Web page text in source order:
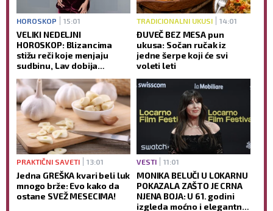
HOROSKOP 15:01
VELIKI NEDELJNI
HOROSKOP: Blizancima
stižu reči koje menjaju
sudbinu, Lav dobija
sreća je na strani samo
jednog znaka
TRADICIONALNI UKUSI 14:01
ĐUVEČ BEZ MESA pun
ukusa: Sočan ručak iz
jedne šerpe koji će svi
voleti leti
PRAKTIČNI SAVETI 13:01
Jedna GREŠKA kvari beli luk
mnogo brže: Evo kako da
ostane SVEŽ MESECIMA!
VESTI 11:01
MONIKA BELUČI U LOKARNU
POKAZALA ZAŠTO JE CRNA
NJENA BOJA: U 61. godini
izgleda moćno i elegantno,